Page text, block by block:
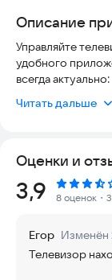
Описание
Управляйте
удобного
всегда
превращается в
Это приложение
работает
работы с
Попробуйте
Читать дальше
Оценки и
3,9 8 оценок ・
Егор Изменён
Телевизор